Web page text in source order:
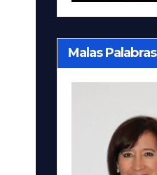
Malas Palabras